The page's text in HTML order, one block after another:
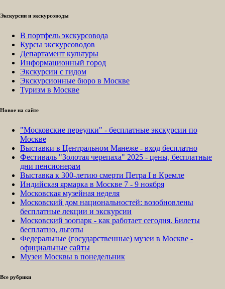
Экскурсии и экскурсоводы
В портфель экскурсовода
Курсы экскурсоводов
Департамент культуры
Информационный город
Экскурсии с гидом
Экскурсионные бюро в Москве
Туризм в Москве
Новое на сайте
"Московские переулки" - бесплатные экскурсии по
Москве
Выставки в Центральном Манеже - вход бесплатно
Фестиваль "Золотая черепаха" 2025 - цены, бесплатные
дни пенсионерам
Выставка к 300-летию смерти Петра I в Кремле
Индийская ярмарка в Москве 7 - 9 ноября
Московская музейная неделя
Московский дом национальностей: возобновлены
бесплатные лекции и экскурсии
Московский зоопарк - как работает сегодня. Билеты
бесплатно, льготы
Федеральные (государственные) музеи в Москве -
официальные сайты
Музеи Москвы в понедельник
Все рубрики